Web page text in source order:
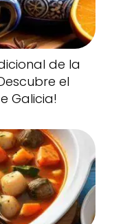
de la
el
Galicia!